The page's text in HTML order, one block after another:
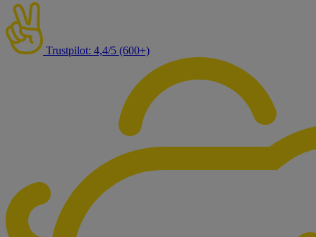
Trustpilot: 4,4/5 (600+)